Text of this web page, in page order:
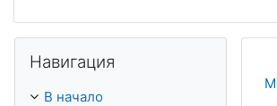
Навигация
В начало